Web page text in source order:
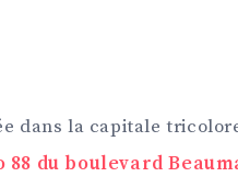
dans la capitale
du boulevard